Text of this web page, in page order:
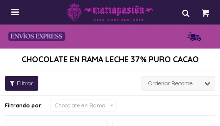

CHOCOLATE EN RAMA LECHE 37% PURO CACAO
Recomendados
Filtrando por: Chocolate en Rama